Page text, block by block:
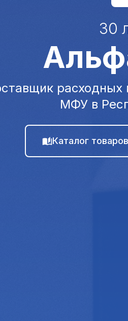
30
расходных
МФУ в
Каталог товаров